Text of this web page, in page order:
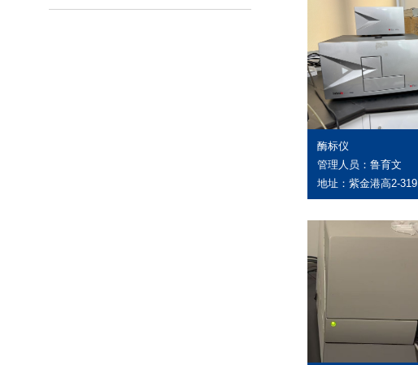
酶标仪
管理人员：鲁育文
地址：紫金港高2-319